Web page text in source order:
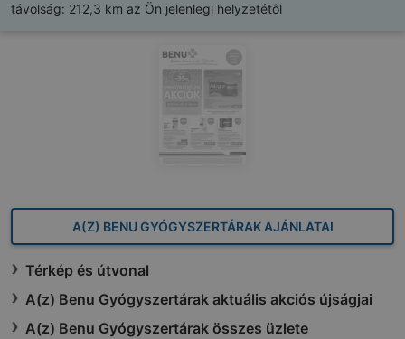
távolság: 212,3 km az Ön jelenlegi helyzetétől
A(Z) BENU GYÓGYSZERTÁRAK AJÁNLATAI
Térkép és útvonal
A(z) Benu Gyógyszertárak aktuális akciós újságjai
A(z) Benu Gyógyszertárak összes üzlete